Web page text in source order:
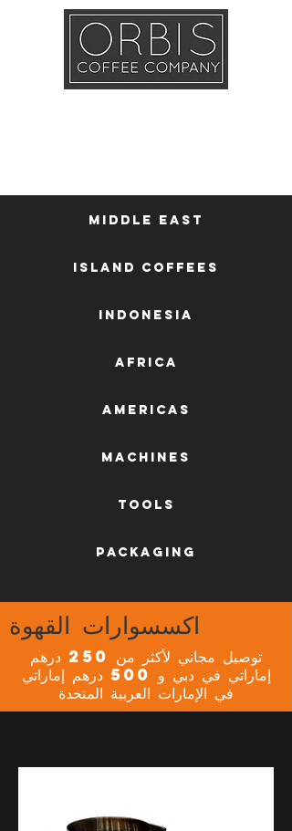
Middle East
Island Coffees
Indonesia
Africa
AMERICAS
machines
tools
packaging
اكسسوارات القهوة
توصيل مجاني لأكثر من 250 درهم
إماراتي في دبي و 500 درهم إماراتي
في الإمارات العربية المتحدة